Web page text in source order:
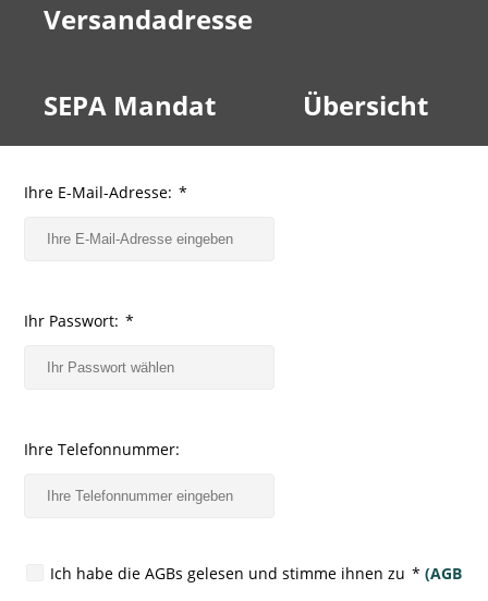
Versandadresse
SEPA Mandat Übersicht
Ihre E-Mail-Adresse: *
Ihr Passwort: *
Ihre Telefonnummer:
Ich habe die AGBs gelesen und stimme ihnen zu * (AGB